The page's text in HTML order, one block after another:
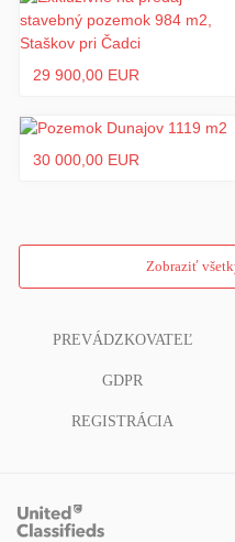
29 900,00 EUR
30 000,00 EUR
Zobraziť
PREVÁDZKOVATEĽ
GDPR
REGISTRÁCIA